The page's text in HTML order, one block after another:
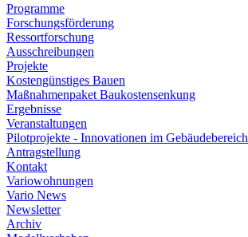
Programme
Forschungsförderung
Ressortforschung
Ausschreibungen
Projekte
Kostengünstiges Bauen
Maßnahmenpaket Baukostensenkung
Ergebnisse
Veranstaltungen
Pilotprojekte - Innovationen im Gebäudebereich
Antragstellung
Kontakt
Variowohnungen
Vario News
Newsletter
Archiv